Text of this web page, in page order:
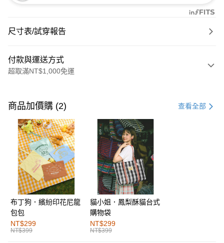
尺寸表/試穿報告
付款與運送方式
超取滿NT$1,000免運
信用卡一次付款
購物金
超商取貨付款
LINE Pay
街口支付
運送方式
全家取貨付款
每筆NT$60，滿NT$1,000(含以上)免運費
商品加價購 (2) 查看全部
布丁狗．繽紛印花尼龍
包包
NT$299
NT$399
貓小姐．鳳梨酥貓台式
購物袋
NT$299
NT$399